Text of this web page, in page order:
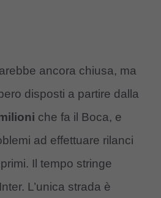
ancora chiusa, ma
disposti a partire dalla
che fa il Boca, e
ad effettuare rilanci
Il tempo stringe
L’unica strada è